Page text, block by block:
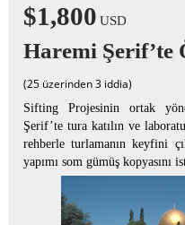
$1,800 USD
Haremi Şerif’te
(25 üzerinden 3 iddia)
Sifting Projesinin ortak
Şerif’te tura katılın ve
rehberle turlamanın keyfini
yapımı som gümüş kopyasını